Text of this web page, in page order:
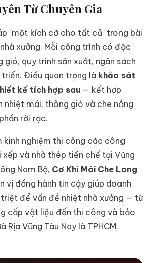
Từ Chuyên Gia
"một kích cỡ cho tất cả" trong bài
xưởng. Mỗi công trình có đặc
gió, quy trình sản xuất, ngân sách
Điều quan trọng là khảo sát
kế tích hợp sau — kết hợp
nhiệt mái, thông gió và che nắng
rời rạc.
kinh nghiệm thi công các công
xếp và nhà thép tiền chế tại Vũng
Nam Bộ, Cơ Khí Mái Che Long
vị đồng hành tin cậy giúp doanh
để vấn đề nhiệt nhà xưởng — từ
cấp vật liệu đến thi công và bảo
Rịa Vũng Tàu Nay là TPHCM.